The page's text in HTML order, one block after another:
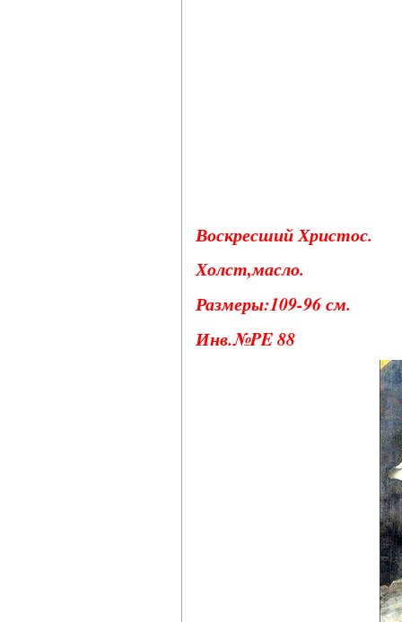
Воскресший Христос.
Холст,масло.
Размеры:109-96 см.
Инв.№PE 88